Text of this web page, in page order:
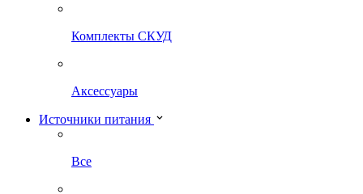
Комплекты СКУД
Аксессуары
Источники питания
Все